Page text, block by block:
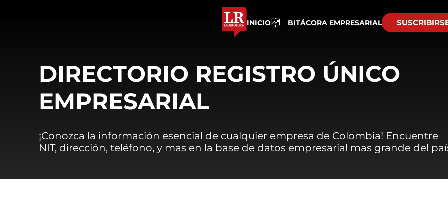
INICIO BITÁCORA EMPRESARIAL
DIRECTORIO REGISTRO ÚNICO
EMPRESARIAL
¡Conozca la información esencial de cualquier empresa de Colombia! Encuentre
NIT, dirección, teléfono, y mas en la base de datos empresarial mas grande del